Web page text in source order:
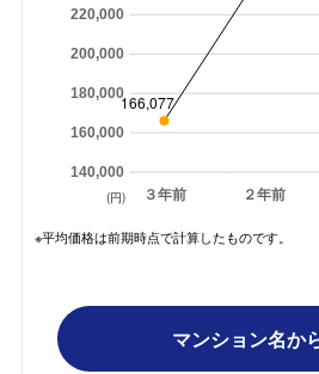
３年前 ２年前
140,000
160,000
180,000
200,000
220,000
166,077
(円)
※平均価格は前期時点で計算したものです。
マンション名か